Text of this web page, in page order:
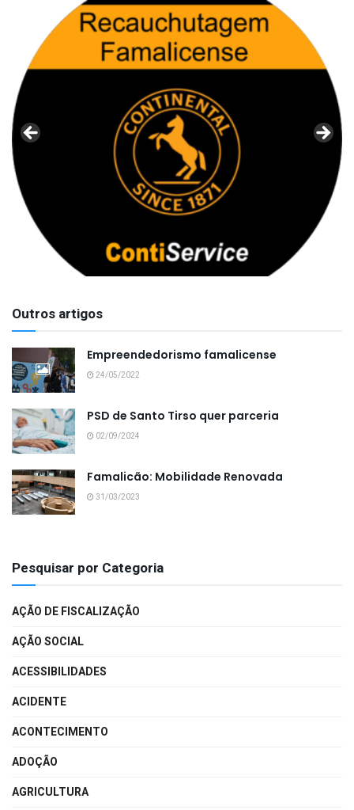
Outros artigos
Empreendedorismo famalicense
24/05/2022
PSD de Santo Tirso quer parceria
02/09/2024
Famalicão: Mobilidade Renovada
31/03/2023
Pesquisar por Categoria
AÇÃO DE FISCALIZAÇÃO
AÇÃO SOCIAL
ACESSIBILIDADES
ACIDENTE
ACONTECIMENTO
ADOÇÃO
AGRICULTURA